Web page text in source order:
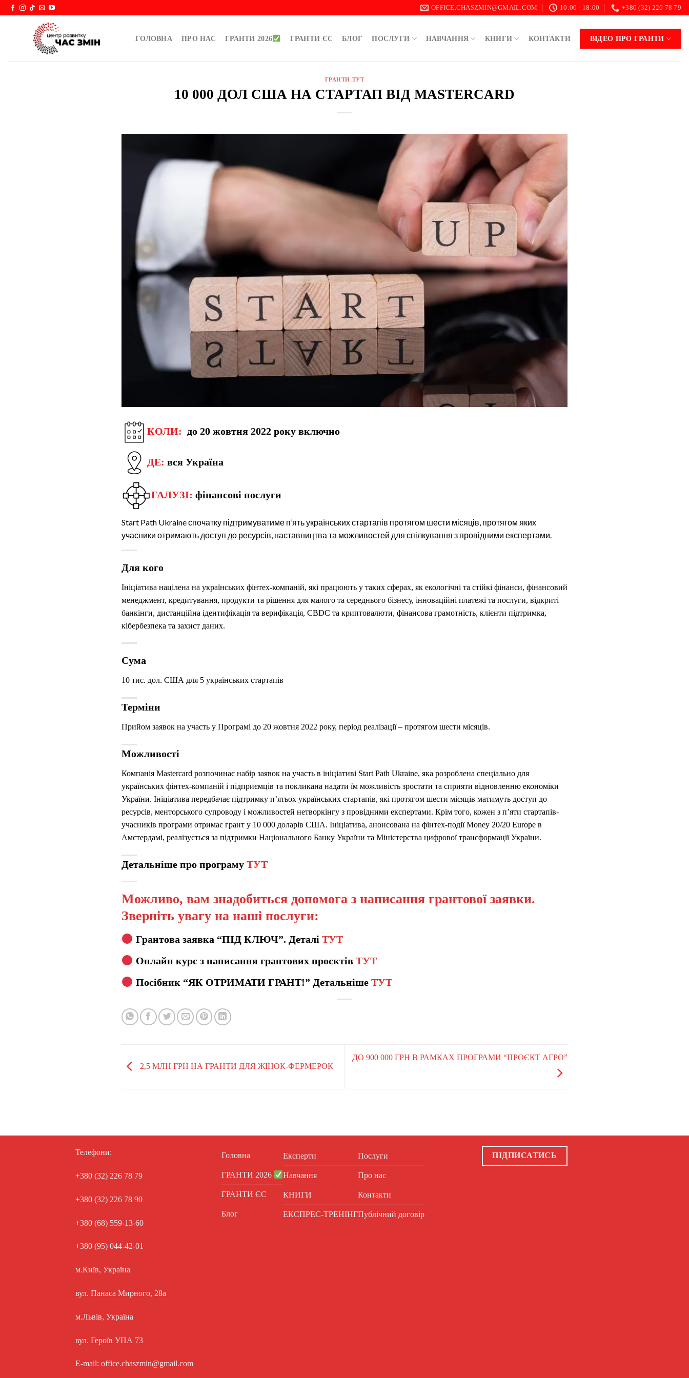
Skip
OFFICE.CHASZMIN@GMAIL.COM 10:00 - 18:00 +380 (32) 226 78 79
ГОЛОВНА ПРО НАС ГРАНТИ 2026 ГРАНТИ ЄС БЛОГ ПОСЛУГИ НАВЧАННЯ КНИГИ КОНТАКТИ ВІДЕО ПРО ГРАНТИ
ГРАНТИ ТУТ
10 000 ДОЛ США НА СТАРТАП ВІД MASTERCARD
КОЛИ: до 20 жовтня 2022 року включно
ДЕ: вся Україна
ГАЛУЗІ: фінансові послуги
Start Path Ukraine спочатку підтримуватиме п’ять українських стартапів протягом шести місяців, протягом яких
учасники отримають доступ до ресурсів, наставництва та можливостей для спілкування з провідними експертами.
Для кого
Ініціатива націлена на українських фінтех-компаній, які працюють у таких сферах, як екологічні та стійкі фінанси, фінансовий
менеджмент, кредитування, продукти та рішення для малого та середнього бізнесу, інноваційні платежі та послуги, відкриті
банкінги, дистанційна ідентифікація та верифікація, CBDC та криптовалюти, фінансова грамотність, клієнти підтримка,
кібербезпека та захист даних.
Сума
10 тис. дол. США для 5 українських стартапів
Терміни
Прийом заявок на участь у Програмі до 20 жовтня 2022 року, період реалізації – протягом шести місяців.
Можливості
Компанія Mastercard розпочинає набір заявок на участь в ініціативі Start Path Ukraine, яка розроблена спеціально для
українських фінтех-компаній і підприємців та покликана надати їм можливість зростати та сприяти відновленню економіки
України. Ініціатива передбачає підтримку п’ятьох українських стартапів, які протягом шести місяців матимуть доступ до
ресурсів, менторського супроводу і можливостей нетворкінгу з провідними експертами. Крім того, кожен з п’яти стартапів-
учасників програми отримає грант у 10 000 доларів США. Ініціатива, анонсована на фінтех-події Money 20/20 Europe в
Амстердамі, реалізується за підтримки Національного Банку України та Міністерства цифрової трансформації України.
Детальніше про програму ТУТ
Можливо, вам знадобиться допомога з написання грантової заявки.
Зверніть увагу на наші послуги:
Грантова заявка “ПІД КЛЮЧ”. Деталі ТУТ
Онлайн курс з написання грантових проєктів ТУТ
Посібник “ЯК ОТРИМАТИ ГРАНТ!” Детальніше ТУТ
2,5 МЛН ГРН НА ГРАНТИ ДЛЯ ЖІНОК-ФЕРМЕРОК
ДО 900 000 ГРН В РАМКАХ ПРОГРАМИ “ПРОЄКТ АГРО”
Телефони:
+380 (32) 226 78 79
+380 (32) 226 78 90
+380 (68) 559-13-60
+380 (95) 044-42-01
м.Київ, Україна
вул. Панаса Мирного, 28а
м.Львів, Україна
вул. Героїв УПА 73
E-mail: office.chaszmin@gmail.com
Головна
ГРАНТИ 2026
ГРАНТИ ЄС
Блог
Експерти
Навчання
КНИГИ
ЕКСПРЕС-ТРЕНІНГ
Послуги
Про нас
Контакти
Публічний договір
ПІДПИСАТИСЬ